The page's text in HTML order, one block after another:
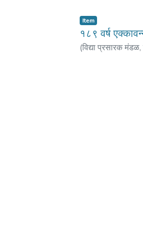
Item
१८९ वर्ष
(विद्या प्रसारक